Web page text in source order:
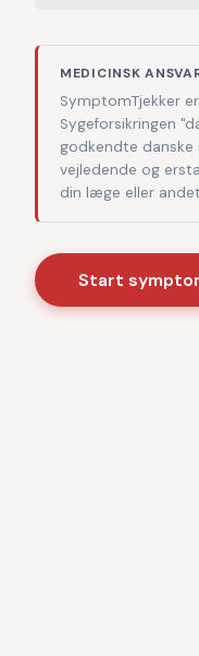
MEDICINSK
SymptomTjekker
Sygeforsikringen
godkendte danske
vejledende og
din læge eller
Start